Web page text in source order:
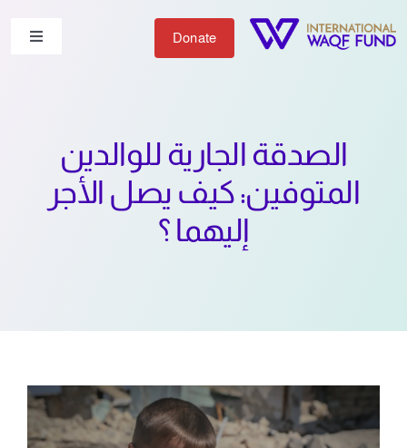
to
Donate
Toggle
أعمالنا
الصدقة الجارية للوالدين
المتوفين: كيف يصل الأجر
إليهما ؟